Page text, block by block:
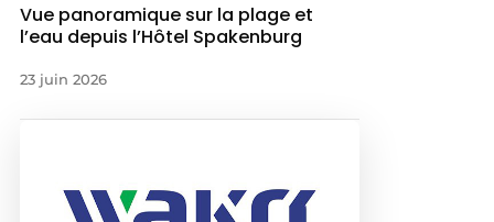
Vue panoramique sur la plage et
l’eau depuis l’Hôtel Spakenburg
23 juin 2026